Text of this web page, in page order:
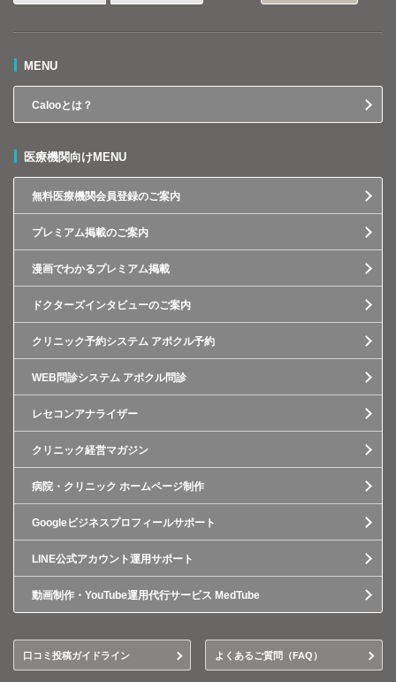
MENU
Calooとは？
医療機関向けMENU
無料医療機関会員登録のご案内
プレミアム掲載のご案内
漫画でわかるプレミアム掲載
ドクターズインタビューのご案内
クリニック予約システム アポクル予約
WEB問診システム アポクル問診
レセコンアナライザー
クリニック経営マガジン
病院・クリニック ホームページ制作
Googleビジネスプロフィールサポート
LINE公式アカウント運用サポート
動画制作・YouTube運用代行サービス MedTube
口コミ投稿ガイドライン よくあるご質問（FAQ）